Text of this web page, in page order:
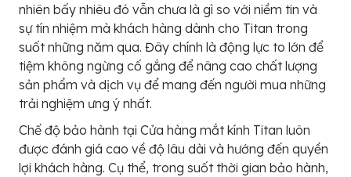
nhiên bấy nhiêu đó vẫn chưa là gì so với niềm tin và
sự tín nhiệm mà khách hàng dành cho Titan trong
suốt những năm qua. Đây chính là động lực to lớn để
tiệm không ngừng cố gắng để nâng cao chất lượng
sản phẩm và dịch vụ để mang đến người mua những
trải nghiệm ưng ý nhất.
Chế độ bảo hành tại Cửa hàng mắt kính Titan luôn
được đánh giá cao về độ lâu dài và hướng đến quyền
lợi khách hàng. Cụ thể, trong suốt thời gian bảo hành,